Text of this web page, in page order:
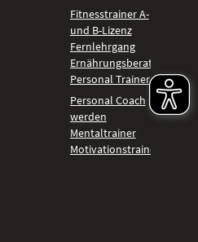
Fitnesstrainer A-
und B-Lizenz
Fernlehrgang
Ernährungsberater
Personal Trainer
Personal Coach
werden
Mentaltrainer
Motivationstrainer